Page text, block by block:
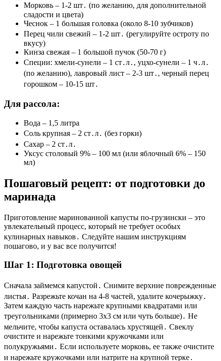
Морковь – 1-2 шт․ (по желанию, для дополнительной
сладости и цвета)
Чеснок – 1 большая головка (около 8-10 зубчиков)
Перец чили свежий – 1-2 шт․ (регулируйте остроту по
вкусу)
Кинза свежая – 1 большой пучок (50-70 г)
Специи: хмели-сунели – 1 ст․л․, уцхо-сунели – 1 ч․л․
(по желанию), лавровый лист – 2-3 шт․, черный перец
горошком – 10-15 шт․
Для рассола:
Вода – 1,5 литра
Соль крупная – 2 ст․л․ (без горки)
Сахар – 2 ст․л․
Уксус столовый 9% – 100 мл (или яблочный 6% – 150
мл)
Пошаговый рецепт: от подготовки до
маринада
Приготовление маринованной капусты по-грузински – это
увлекательный процесс, который не требует особых
кулинарных навыков․ Следуйте нашим инструкциям
пошагово, и у вас все получится!
Шаг 1: Подготовка овощей
Сначала займемся капустой․ Снимите верхние поврежденные
листья․ Разрежьте кочан на 4-8 частей, удалите кочерыжку․
Затем каждую часть нарежьте крупными квадратами или
треугольниками (примерно 3х3 см или чуть больше)․ Не
мельчите, чтобы капуста оставалась хрустящей․ Свеклу
очистите и нарежьте тонкими кружочками или
полукружьями․ Если используете морковь, ее также очистите
и нарежьте кружочками или натрите на крупной терке․